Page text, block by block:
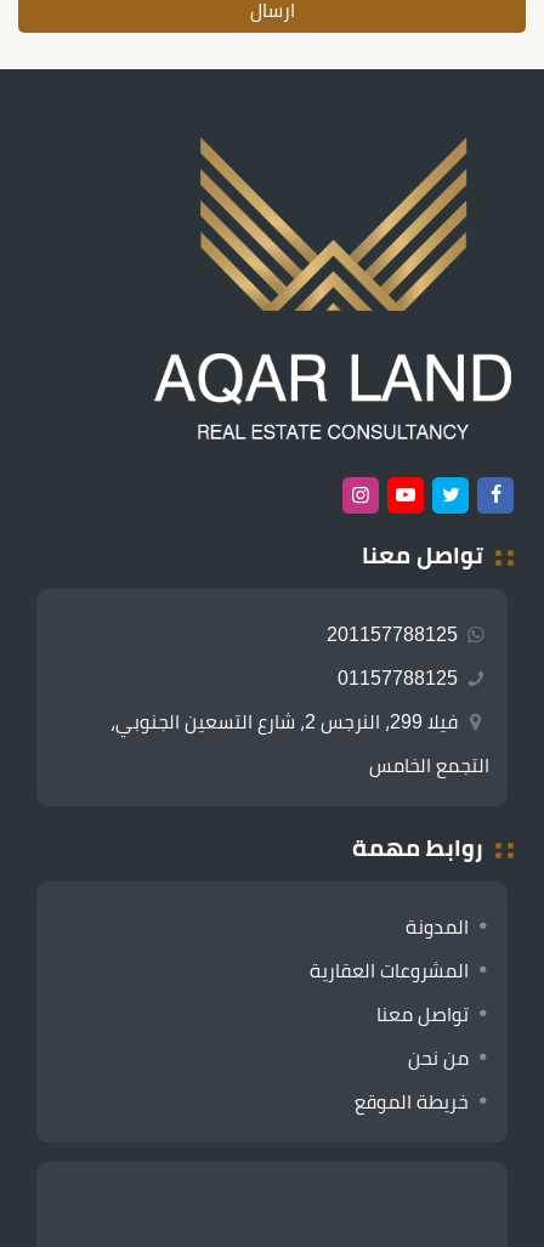
تواصل معنا
201157788125
01157788125
فيلا 299، النرجس 2، شارع التسعين الجنوبي،
التجمع الخامس
روابط مهمة
المدونة
المشروعات العقارية
تواصل معنا
من نحن
خريطة الموقع